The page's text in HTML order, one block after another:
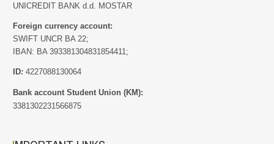
UNICREDIT BANK d.d. MOSTAR
Foreign currency account:
SWIFT UNCR BA 22;
IBAN: BA 393381304831854411;
ID: 4227088130064
Bank account Student Union (KM):
3381302231566875